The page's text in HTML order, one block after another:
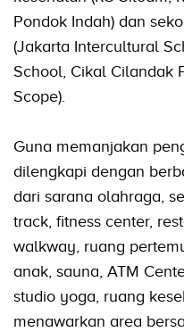
Pondok Indah) dan
(Jakarta Intercultural
School, Cikal Cilandak
Scope).
Guna memanjakan
dilengkapi dengan
dari sarana olahraga,
track, fitness center,
walkway, ruang
anak, sauna, ATM
studio yoga, ruang
menawarkan area